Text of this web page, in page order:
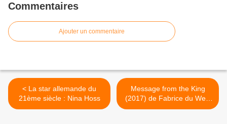
Commentaires
Ajouter un commentaire
< La star allemande du
21ème siècle : Nina Hoss
Message from the King
(2017) de Fabrice du Welz
>